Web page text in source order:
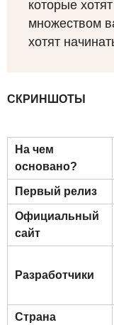
которые
множеством
хотят
СКРИНШОТЫ
На чем
основано?
Первый релиз
Официальный
сайт
Разработчики
Страна